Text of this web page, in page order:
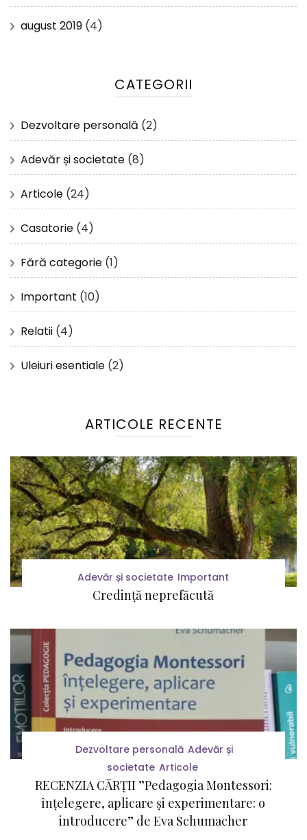
august 2019 (4)
CATEGORII
Dezvoltare personală (2)
Adevăr și societate (8)
Articole (24)
Casatorie (4)
Fără categorie (1)
Important (10)
Relatii (4)
Uleiuri esentiale (2)
ARTICOLE RECENTE
Adevăr și societate Important
Credință neprefăcută
Dezvoltare personală Adevăr și
societate Articole
RECENZIA CĂRȚII ”Pedagogia Montessori:
înțelegere, aplicare și experimentare: o
introducere” de Eva Schumacher